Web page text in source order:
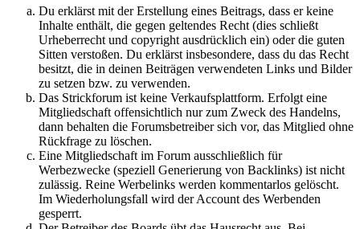
Du erklärst mit der Erstellung eines Beitrags, dass er keine
Inhalte enthält, die gegen geltendes Recht (dies schließt
Urheberrecht und copyright ausdrücklich ein) oder die guten
Sitten verstoßen. Du erklärst insbesondere, dass du das Recht
besitzt, die in deinen Beiträgen verwendeten Links und Bilder
zu setzen bzw. zu verwenden.
Das Strickforum ist keine Verkaufsplattform. Erfolgt eine
Mitgliedschaft offensichtlich nur zum Zweck des Handelns,
dann behalten die Forumsbetreiber sich vor, das Mitglied ohne
Rückfrage zu löschen.
Eine Mitgliedschaft im Forum ausschließlich für
Werbezwecke (speziell Generierung von Backlinks) ist nicht
zulässig. Reine Werbelinks werden kommentarlos gelöscht.
Im Wiederholungsfall wird der Account des Werbenden
gesperrt.